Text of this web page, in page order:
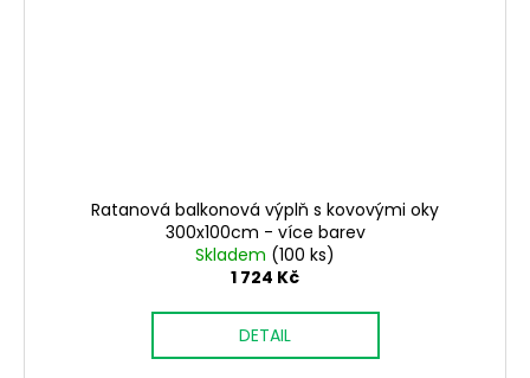
Ratanová balkonová výplň s kovovými oky
300x100cm - více barev
Skladem (100 ks)
1 724 Kč
DETAIL